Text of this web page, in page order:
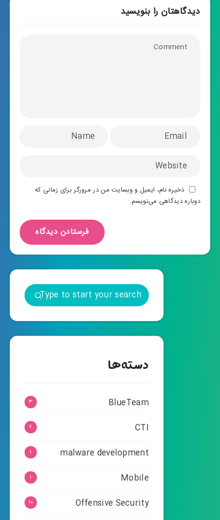
دیدگاهتان را بنویسید
ذخیره نام، ایمیل و وبسایت من در مرورگر برای زمانی که
دوباره دیدگاهی می‌نویسم.
دسته‌ها
BlueTeam ۳
CTI ۲
malware development ۱
Mobile ۱
Offensive Security ۱۰